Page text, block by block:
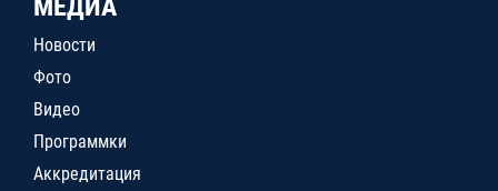
МЕДИА
Новости
Фото
Видео
Программки
Аккредитация